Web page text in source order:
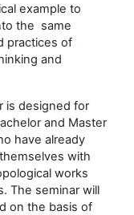
example to
the same
practices of
and
is designed for
and Master
have already
with
works
The seminar will
on the basis of